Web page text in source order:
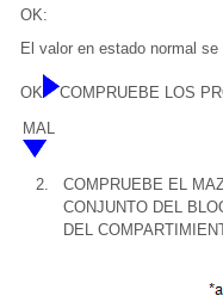
OK:
El valor en estado normal
OK
COMPRUEBE LOS
MAL
2.
COMPRUEBE EL
CONJUNTO DEL
DEL